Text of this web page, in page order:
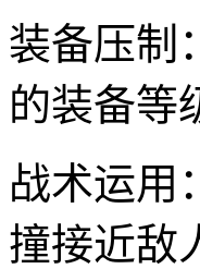
装备压制
的装备等
战术运用
撞接近敌